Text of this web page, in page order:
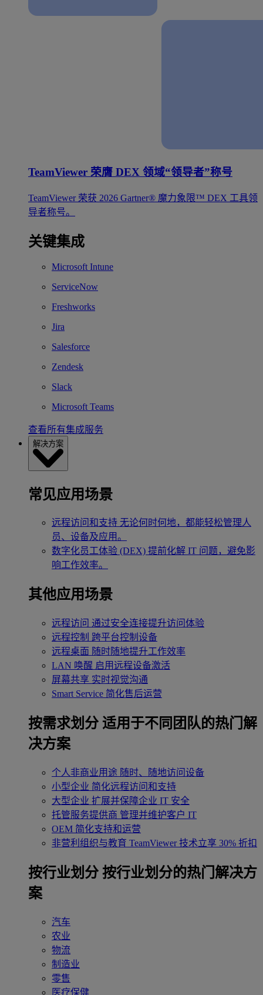
TeamViewer 荣膺 DEX 领域“领导者”称号
TeamViewer 荣获 2026 Gartner® 魔力象限™ DEX 工具领
导者称号。
关键集成
Microsoft Intune
ServiceNow
Freshworks
Jira
Salesforce
Zendesk
Slack
Microsoft Teams
查看所有集成服务
解决方案
常见应用场景
远程访问和支持 无论何时何地，都能轻松管理人
员、设备及应用。
数字化员工体验 (DEX) 提前化解 IT 问题，避免影
响工作效率。
其他应用场景
远程访问 通过安全连接提升访问体验
远程控制 跨平台控制设备
远程桌面 随时随地提升工作效率
LAN 唤醒 启用远程设备激活
屏幕共享 实时视觉沟通
Smart Service 简化售后运营
按需求划分 适用于不同团队的热门解
决方案
个人非商业用途 随时、随地访问设备
小型企业 简化远程访问和支持
大型企业 扩展并保障企业 IT 安全
托管服务提供商 管理并维护客户 IT
OEM 简化支持和运营
非营利组织与教育 TeamViewer 技术立享 30% 折扣
‌按行业划分 按行业划分的热门解决方
案
汽车
农业
物流
制造业
零售
医疗保健